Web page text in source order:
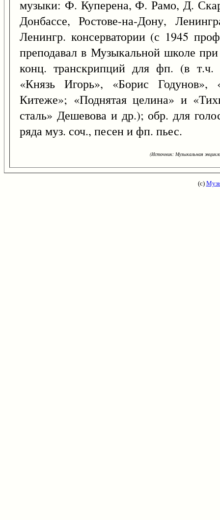
музыки: Ф. Куперена, Ф. Рамо, Д.
Донбассе, Ростове-на-Дону,
Ленингр. консерватории (с 1945
преподавал в Музыкальной школе
конц. транскрипций для фп. (в т.ч.
«Князь Игорь», «Борис Годунов»,
Китеже»; «Поднятая целина» и
сталь» Дешевова и др.); обр. для
ряда муз. соч., песен и фп. пьес.
(Источник: Музыкальная
(с)